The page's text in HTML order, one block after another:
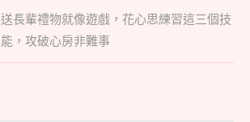
送長輩禮物就像遊戲，花心思練習這三個技
能，攻破心房非難事